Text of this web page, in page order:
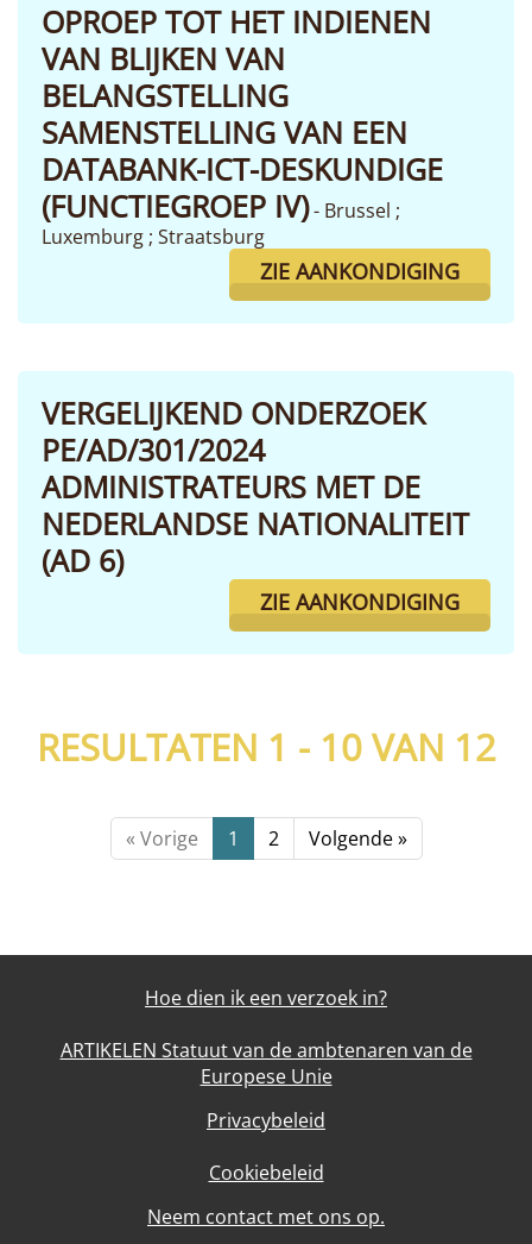
OPROEP TOT HET INDIENEN
VAN BLIJKEN VAN
BELANGSTELLING
SAMENSTELLING VAN EEN
DATABANK-ICT-DESKUNDIGE
(FUNCTIEGROEP IV)- Brussel ;
Luxemburg ; Straatsburg
ZIE AANKONDIGING
VERGELIJKEND ONDERZOEK
PE/AD/301/2024
ADMINISTRATEURS MET DE
NEDERLANDSE NATIONALITEIT
(AD 6)
ZIE AANKONDIGING
RESULTATEN 1 - 10 VAN 12
« Vorige 1 2 Volgende »
Hoe dien ik een verzoek in?
ARTIKELEN Statuut van de ambtenaren van de
Europese Unie
Privacybeleid
Cookiebeleid
Neem contact met ons op.